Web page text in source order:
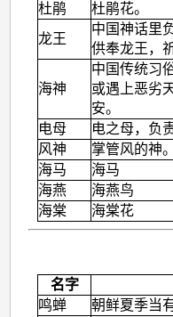
杜鹃
杜鹃花。
龙王
中国神话里
供奉龙王，
海神
中国传统习
或遇上恶劣
安。
电母
电之母，负
风神
掌管风的神。
海马
海马
海燕
海燕鸟
海棠
海棠花
名字
鸣蝉
朝鲜夏季当